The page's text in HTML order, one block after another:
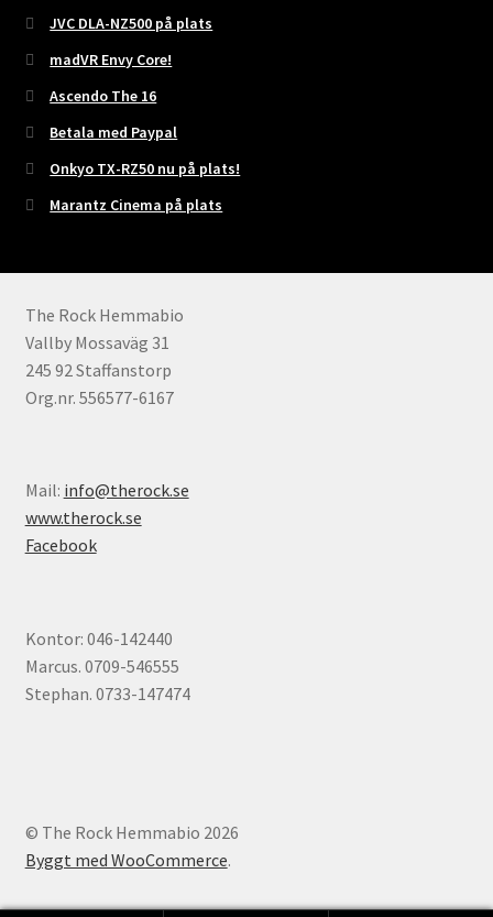
JVC DLA-NZ500 på plats
madVR Envy Core!
Ascendo The 16
Betala med Paypal
Onkyo TX-RZ50 nu på plats!
Marantz Cinema på plats
The Rock Hemmabio
Vallby Mossaväg 31
245 92 Staffanstorp
Org.nr. 556577-6167
Mail: info@therock.se
www.therock.se
Facebook
Kontor: 046-142440
Marcus. 0709-546555
Stephan. 0733-147474
© The Rock Hemmabio 2026
Byggt med WooCommerce.